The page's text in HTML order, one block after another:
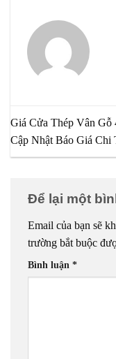
Giá Cửa Thép Vân Gỗ
Cập Nhật Báo Giá Chi
Để lại một
Email của bạn sẽ
trường bắt buộc
Bình luận *